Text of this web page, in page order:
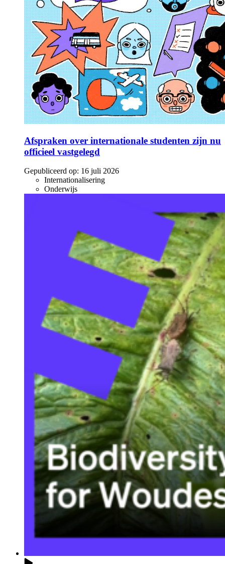
Afspraken over internationale studenten zijn nu
officieel vastgelegd
Gepubliceerd op: 16 juli 2026
Internationalisering
Onderwijs